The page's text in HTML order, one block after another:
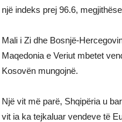
një indeks prej 96.6,
Mali i Zi dhe Bosnjë-
Maqedonia e Veriut mbetet
Kosovën mungojnë.
Një vit më parë, Shqipëria u
vit ia ka tejkaluar vendeve të